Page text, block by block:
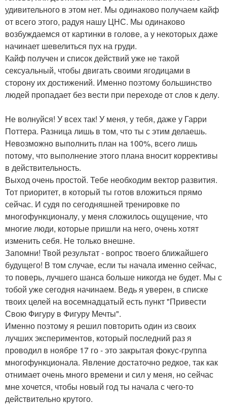
удивительного в этом нет. Мы одинаково получаем кайф
от всего этого, радуя нашу ЦНС. Мы одинаково
возбуждаемся от картинки в голове, а у некоторых даже
начинает шевелиться пух на груди.
Кайф получен и список действий уже не такой
сексуальный, чтобы двигать своими ягодицами в
сторону их достижений. Именно поэтому большинство
людей пропадает без вести при переходе от слов к делу.
Не волнуйся! У всех так! У меня, у тебя, даже у Гарри
Поттера. Разница лишь в том, что ты с этим делаешь.
Невозможно выполнить план на 100%, всего лишь
потому, что выполнение этого плана вносит коррективы
в действительность.
Выход очень простой. Тебе необходим вектор развития.
Тот приоритет, в который ты готов вложиться прямо
сейчас. И судя по сегодняшней тренировке по
многофункционалу, у меня сложилось ощущение, что
многие люди, которые пришли на него, очень хотят
изменить себя. Не только внешне.
Запомни! Твой результат - вопрос твоего ближайшего
будущего! В том случае, если ты начала именно сейчас,
то поверь, лучшего шанса больше никогда не будет. Мы с
тобой уже сегодня начинаем. Ведь я уверен, в списке
твоих целей на восемнадцатый есть пункт "Привести
Свою Фигуру в Фигуру Мечты".
Именно поэтому я решил повторить один из своих
лучших экспериментов, который последний раз я
проводил в ноябре 17 го - это закрытая фокус-группа
многофункционала. Явление достаточно редкое, так как
отнимает очень много времени и сил у меня, но сейчас
мне хочется, чтобы новый год ты начала с чего-то
действительно крутого.